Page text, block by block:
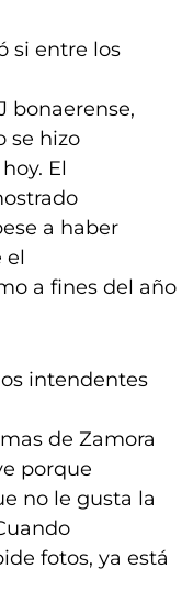
si entre los
bonaerense,
se hizo
El
a haber
el
a fines del año
intendentes
de Zamora
porque
no le gusta la
fotos, ya está